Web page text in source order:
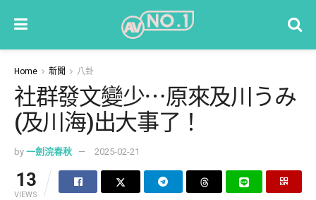
Home 新聞 八卦
社群發文變少⋯原來及川うみ
(及川海)出大事了！
by 一劍浣春秋 2025-02-21
13
VIEWS